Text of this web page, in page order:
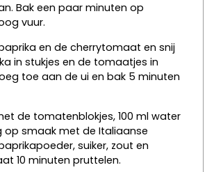
Bak een paar minuten op
vuur.
en de cherrytomaat en snij
in stukjes en de tomaatjes in
toe aan de ui en bak 5 minuten
de tomatenblokjes, 100 ml water
op smaak met de Italiaanse
suiker, zout en
10 minuten pruttelen.